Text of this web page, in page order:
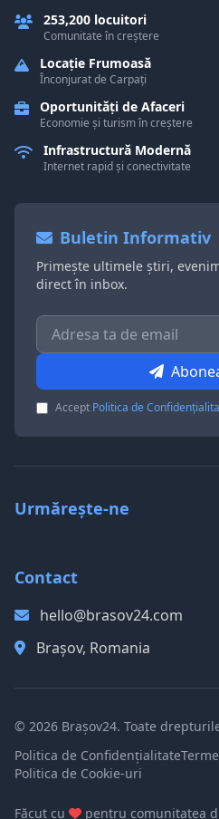
253,200 locuitori
Comunitate în creștere
Locație Frumoasă
Înconjurat de Carpați
Oportunități de Afaceri
Economie și turism în creștere
Infrastructură Modernă
Internet rapid și conectivitate
Buletin Informativ
Primește ultimele știri,
direct în inbox.
Accept Politica de
Urmărește-ne
Contact
hello@brasov24.com
Brașov, Romania
© 2026 Brașov24. Toate
Politica de Confidențialitate
Politica de Cookie-uri
Făcut cu pentru comunitatea